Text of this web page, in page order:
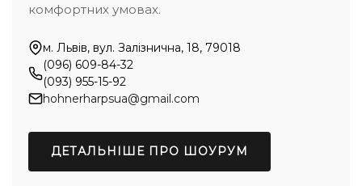
комфортних умовах.
м. Львів, вул. Залізнична, 18, 79018
(096) 609-84-32
(093) 955-15-92
hohnerharpsua@gmail.com
ДЕТАЛЬНІШЕ ПРО ШОУРУМ